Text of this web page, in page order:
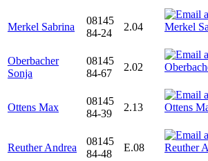
Merkel Sabrina
08145
84-24
2.04
Oberbacher
Sonja
08145
84-67
2.02
Ottens Max
08145
84-39
2.13
Reuther Andrea
08145
84-48
E.08